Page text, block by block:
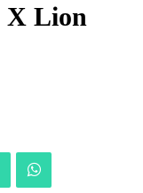
X Lion